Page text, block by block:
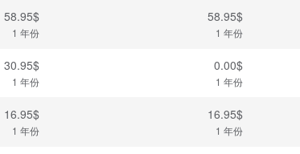
58.95$
1 年份
58.95$
1 年份
30.95$
1 年份
0.00$
1 年份
16.95$
1 年份
16.95$
1 年份